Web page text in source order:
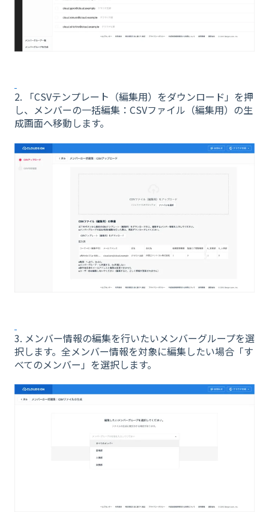
2. 「CSVテンプレート（編集用）をダウンロード」を押
し、メンバーの一括編集：CSVファイル（編集用）の生
成画面へ移動します。
3. メンバー情報の編集を行いたいメンバーグループを選
択します。全メンバー情報を対象に編集したい場合「す
べてのメンバー」を選択します。